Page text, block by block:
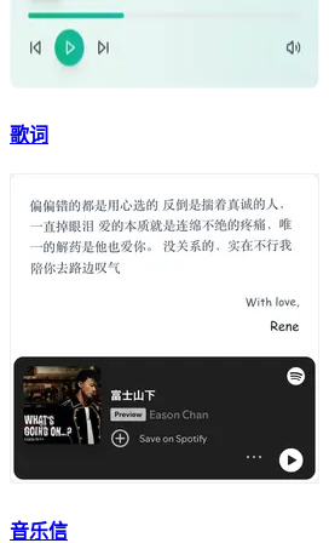
歌词
音乐信